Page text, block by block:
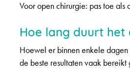
Voor open chirurgie: pas toe
Hoe lang duurt het
Hoewel er binnen enkele
de beste resultaten vaak